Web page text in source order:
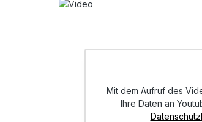
Mit dem Aufruf des
Ihre Daten an